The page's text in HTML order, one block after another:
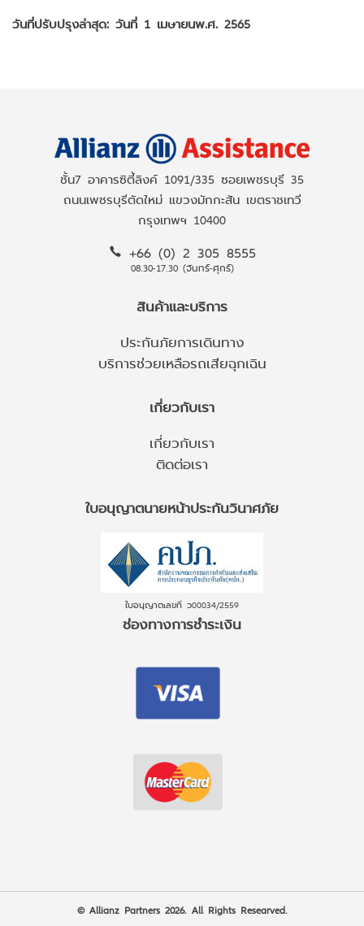
วันที่ปรับปรุงล่าสุด: วันที่ 1 เมษายนพ.ศ. 2565
ชั้น7 อาคารซิตี้ลิงค์ 1091/335 ซอยเพชรบุรี 35
ถนนเพชรบุรีตัดใหม่ แขวงมักกะสัน เขตราชเทวี
กรุงเทพฯ 10400
+66 (0) 2 305 8555
08.30-17.30 (จันทร์-ศุกร์)
สินค้าและบริการ
ประกันภัยการเดินทาง
บริการช่วยเหลือรถเสียฉุกเฉิน
เกี่ยวกับเรา
เกี่ยวกับเรา
ติดต่อเรา
ใบอนุญาตนายหน้าประกันวินาศภัย
ใบอนุญาตเลขที่ ว00034/2559
ช่องทางการชำระเงิน
© Allianz Partners 2026. All Rights Researved.